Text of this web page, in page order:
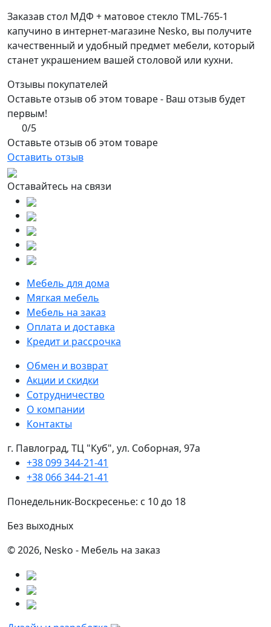
Заказав стол МДФ + матовое стекло TML-765-1
капучино в интернет-магазине Nesko, вы получите
качественный и удобный предмет мебели, который
станет украшением вашей столовой или кухни.
Отзывы покупателей
Оставьте отзыв об этом товаре - Ваш отзыв будет
первым!
0/5
Оставьте отзыв об этом товаре
Оставить отзыв
Оставайтесь на связи
Мебель для дома
Мягкая мебель
Мебель на заказ
Оплата и доставка
Кредит и рассрочка
Обмен и возврат
Акции и скидки
Сотрудничество
О компании
Контакты
г. Павлоград, ТЦ "Куб", ул. Соборная, 97а
+38 099 344-21-41
+38 066 344-21-41
Понедельник-Воскресенье: с 10 до 18
Без выходных
© 2026, Nesko - Мебель на заказ